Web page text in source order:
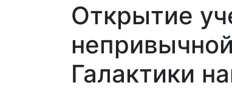
Открытие
Галактики